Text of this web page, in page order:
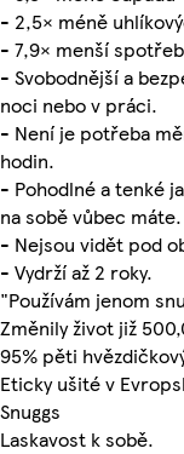
- 2,5× méně
- 7,9× menší
- Svobodnější a
noci nebo v práci.
- Není je potřeba
hodin.
- Pohodlné a tenké
na sobě vůbec máte.
- Nejsou vidět pod
- Vydrží až 2 roky.
"Používám jenom
Změnily život již
95% pěti
Eticky ušité v
Snuggs
Laskavost k sobě.